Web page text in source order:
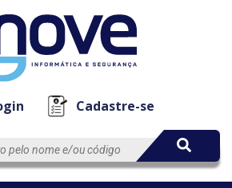
Cadastre-se
EmpresaAutomação